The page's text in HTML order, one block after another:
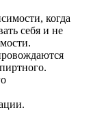
когда
себя и не